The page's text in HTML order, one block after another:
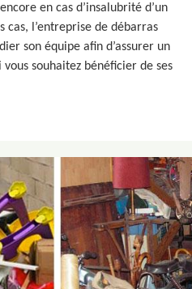
en cas d’insalubrité d’un
cas, l’entreprise de débarras
son équipe afin d’assurer un
vous souhaitez bénéficier de ses